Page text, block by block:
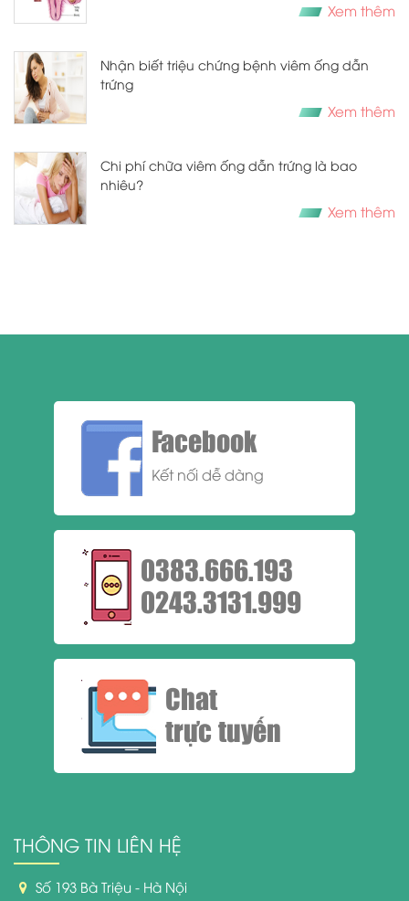
Xem thêm
Nhận biết triệu chứng bệnh viêm ống dẫn
trứng
Xem thêm
Chi phí chữa viêm ống dẫn trứng là bao
nhiêu?
Xem thêm
Facebook
Kết nối dễ dàng
0383.666.193
0243.3131.999
Chat
trực tuyến
THÔNG TIN LIÊN HỆ
Số 193 Bà Triệu - Hà Nội